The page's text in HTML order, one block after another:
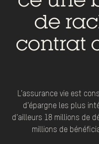
de
contrat
L’assurance vie est
d’épargne les plus
d’ailleurs 18 millions de
millions de